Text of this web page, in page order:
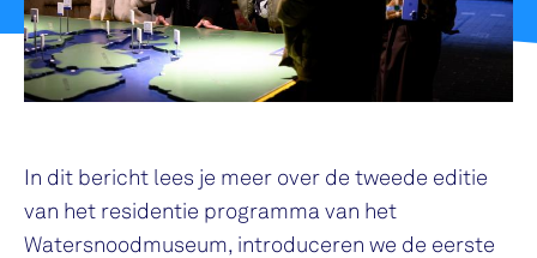
In dit bericht lees je meer over de tweede editie
van het residentie programma van het
Watersnoodmuseum, introduceren we de eerste